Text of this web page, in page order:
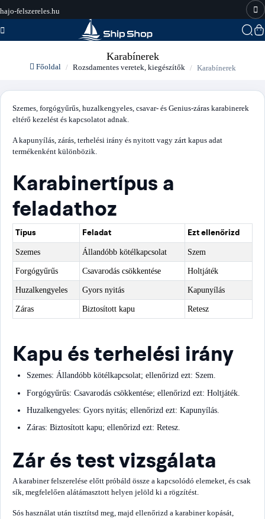
hajo-felszereles.hu
Karabínerek
Főoldal Rozsdamentes veretek, kiegészítők Karabínerek
Szemes, forgógyűrűs, huzalkengyeles, csavar- és Genius-záras karabinerek
eltérő kezelést és kapcsolatot adnak.
A kapunyílás, zárás, terhelési irány és nyitott vagy zárt kapus adat
termékenként különbözik.
Karabinertípus a
feladathoz
Típus Feladat Ezt ellenőrizd
Szemes Állandóbb kötélkapcsolat Szem
Forgógyűrűs Csavarodás csökkentése Holtjáték
Huzalkengyeles Gyors nyitás Kapunyílás
Záras Biztosított kapu Retesz
Kapu és terhelési irány
Szemes: Állandóbb kötélkapcsolat; ellenőrizd ezt: Szem.
Forgógyűrűs: Csavarodás csökkentése; ellenőrizd ezt: Holtjáték.
Huzalkengyeles: Gyors nyitás; ellenőrizd ezt: Kapunyílás.
Záras: Biztosított kapu; ellenőrizd ezt: Retesz.
Zár és test vizsgálata
A karabiner felszerelése előtt próbáld össze a kapcsolódó elemeket, és csak
sík, megfelelően alátámasztott helyen jelöld ki a rögzítést.
Sós használat után tisztítsd meg, majd ellenőrizd a karabiner kopását,